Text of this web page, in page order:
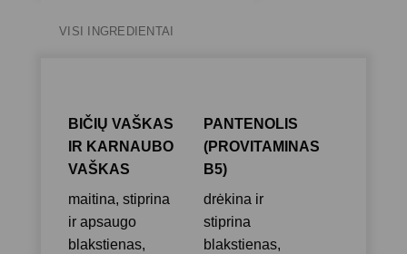
VISI INGREDIENTAI
BIČIŲ VAŠKAS
IR KARNAUBO
VAŠKAS
maitina, stiprina
ir apsaugo
blakstienas,
PANTENOLIS
(PROVITAMINAS
B5)
drėkina ir
stiprina
blakstienas,